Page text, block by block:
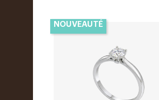
NOUVEAUTÉ